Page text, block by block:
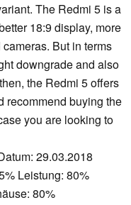
The Redmi 5 is a
18:9 display, more
But in terms
downgrade and also
the Redmi 5 offers
recommend buying the
you are looking to
29.03.2018
Leistung: 80%
80%